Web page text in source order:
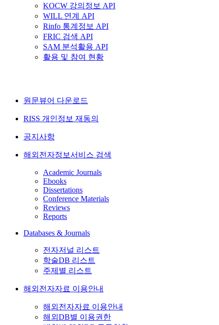
KOCW 강의정보 API
WILL 연계 API
Rinfo 통계정보 API
FRIC 검색 API
SAM 분석활용 API
활용 및 참여 현황
원문뷰어 다운로드
RISS 개인정보 재동의
공지사항
해외전자정보서비스 검색
Academic Journals
Ebooks
Dissertations
Conference Materials
Reviews
Reports
Databases & Journals
전자저널 리스트
학술DB 리스트
주제별 리스트
해외전자자료 이용안내
해외전자자료 이용안내
해외DB별 이용권한